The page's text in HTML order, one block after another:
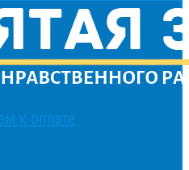
к оплате